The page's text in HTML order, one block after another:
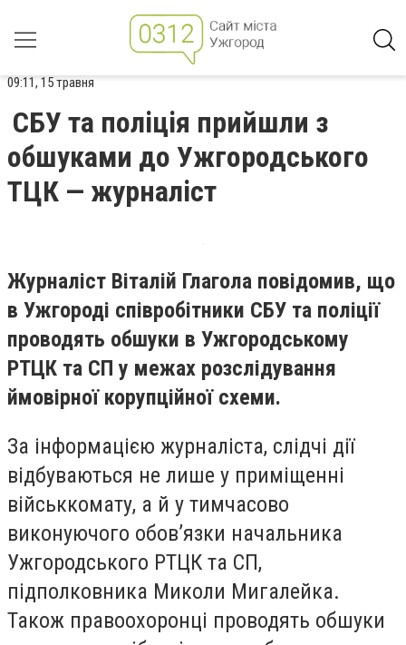
09:11, 15 травня
СБУ та поліція прийшли з
обшуками до Ужгородського
ТЦК — журналіст
Журналіст Віталій Глагола повідомив, що
в Ужгороді співробітники СБУ та поліції
проводять обшуки в Ужгородському
РТЦК та СП у межах розслідування
ймовірної корупційної схеми.
За інформацією журналіста, слідчі дії
відбуваються не лише у приміщенні
військкомату, а й у тимчасово
виконуючого обов’язки начальника
Ужгородського РТЦК та СП,
підполковника Миколи Мигалейка.
Також правоохоронці проводять обшуки